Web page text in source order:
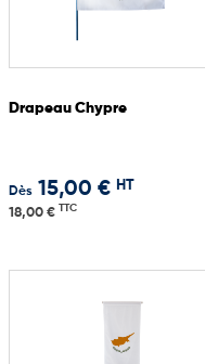
Drapeau Chypre
Dès 15,00 € HT
18,00 € TTC